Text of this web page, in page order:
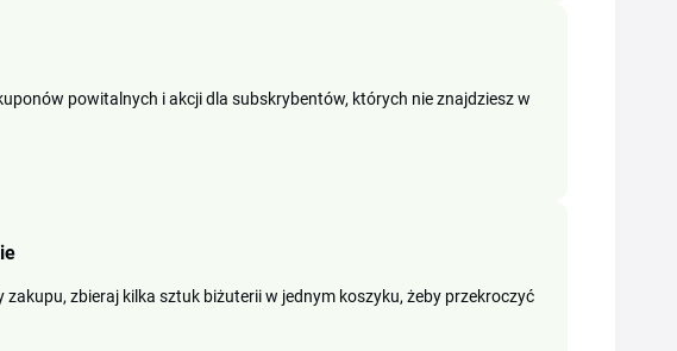
powitalnych i akcji dla subskrybentów, których nie znajdziesz w
zbieraj kilka sztuk biżuterii w jednym koszyku, żeby przekroczyć